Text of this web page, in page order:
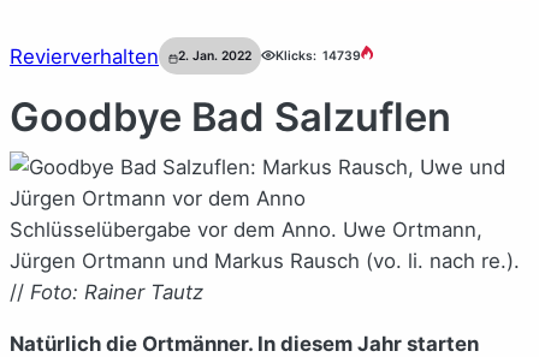
Revierverhalten 2. Jan. 2022 Klicks: 14739
Goodbye Bad Salzuflen
Schlüsselübergabe vor dem Anno. Uwe Ortmann,
Jürgen Ortmann und Markus Rausch (vo. li. nach re.).
// Foto: Rainer Tautz
Natürlich die Ortmänner. In diesem Jahr starten